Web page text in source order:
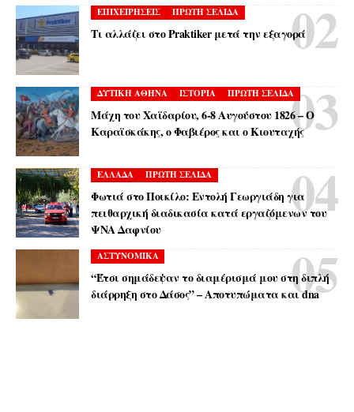
ΕΠΙΧΕΙΡΗΣΕΙΣ ΠΡΩΤΗ ΣΕΛΙΔΑ
Τι αλλάζει στο Praktiker μετά την εξαγορά
ΔΥΤΙΚΗ ΑΘΗΝΑ ΙΣΤΟΡΙΑ ΠΡΩΤΗ ΣΕΛΙΔΑ
Μάχη του Χαϊδαρίου, 6-8 Αυγούστου 1826 – Ο
Καραϊσκάκης, ο Φαβιέρος και ο Κιουταχής
ΕΛΛΑΔΑ ΠΡΩΤΗ ΣΕΛΙΔΑ
Φωτιά στο Ποικίλο: Εντολή Γεωργιάδη για
πειθαρχική διαδικασία κατά εργαζόμενων του
ΨΝΑ Δαφνίου
ΑΣΤΥΝΟΜΙΚΑ
“Έτσι σημάδεψαν το διαμέρισμά μου στη διπλή
διάρρηξη στο Δάσος” – Αποτυπώματα και dna